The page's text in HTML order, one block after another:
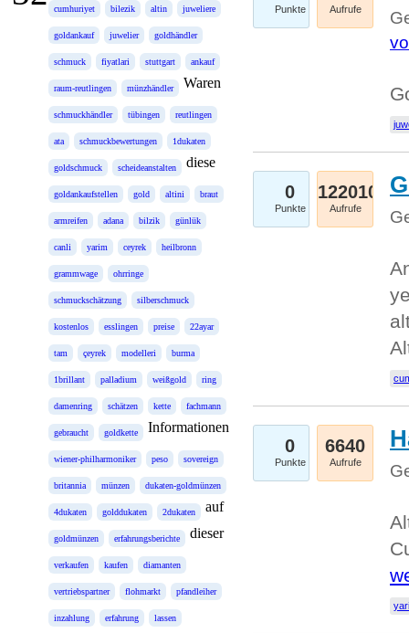
cumhuriyet bilezik altin juweliere
goldankauf juwelier goldhändler
schmuck fiyatlari stuttgart ankauf
raum-reutlingen münzhändler
schmuckhändler tübingen reutlingen
ata schmuckbewertungen 1dukaten
goldschmuck scheideanstalten
goldankaufstellen gold altini braut
armreifen adana bilzik günlük
canli yarim ceyrek heilbronn
grammwage ohrringe
schmuckschätzung silberschmuck
kostenlos esslingen preise 22ayar
tam çeyrek modelleri burma
1brillant palladium weißgold ring
damenring schätzen kette fachmann
gebraucht goldkette
wiener-philharmoniker peso sovereign
britannia münzen dukaten-goldmünzen
4dukaten golddukaten 2dukaten
goldmünzen erfahrungsberichte
verkaufen kaufen diamanten
vertriebspartner flohmarkt pfandleiher
inzahlung erfahrung lassen
Waren
diese
Informationen
auf
dieser
Punkte Aufrufe
0
Punkte
122010
Aufrufe
0
Punkte
6640
Aufrufe